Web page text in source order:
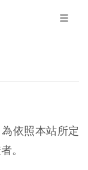
依照本站所定
。